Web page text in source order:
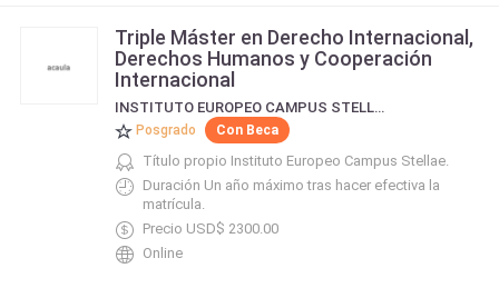
Triple Máster en Derecho Internacional,
Derechos Humanos y Cooperación
Internacional
INSTITUTO EUROPEO CAMPUS STELLAE
Posgrado Con Beca
Título propio Instituto Europeo Campus Stellae.
Duración Un año máximo tras hacer efectiva la
matrícula.
Precio USD$ 2300.00
Online